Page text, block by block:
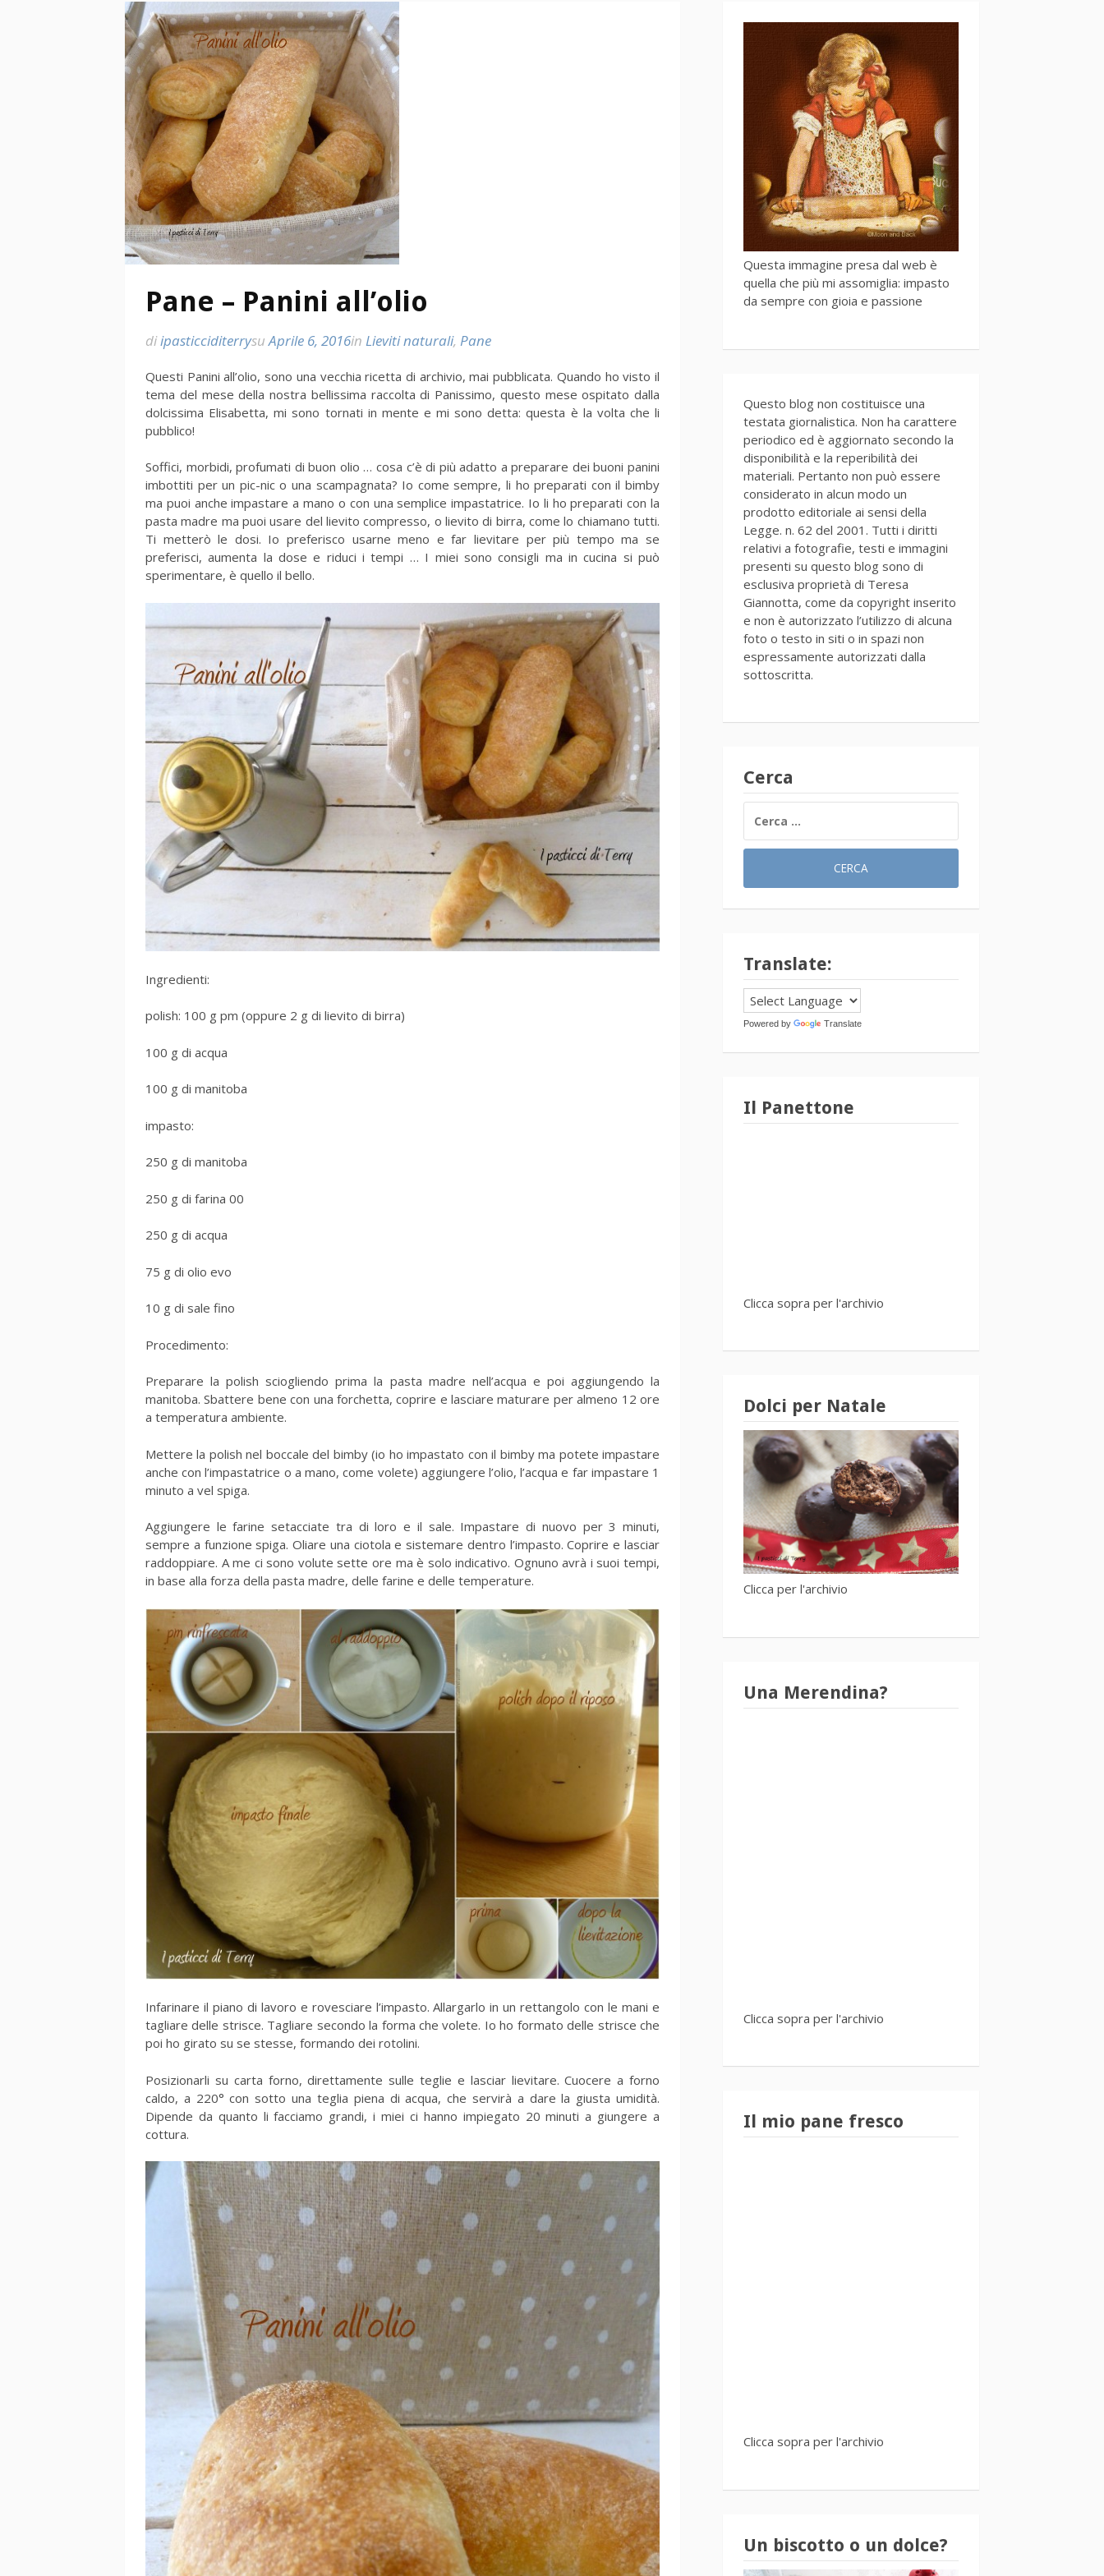
Pane – Panini all’olio
diipasticciditerrysuAprile 6, 2016in Lieviti naturali, Pane
Questi Panini all’olio, sono una vecchia ricetta di archivio, mai pubblicata. Quando ho visto il
tema del mese della nostra bellissima raccolta di Panissimo, questo mese ospitato dalla
dolcissima Elisabetta, mi sono tornati in mente e mi sono detta: questa è la volta che li
pubblico!
Soffici, morbidi, profumati di buon olio … cosa c’è di più adatto a preparare dei buoni panini
imbottiti per un pic-nic o una scampagnata? Io come sempre, li ho preparati con il bimby
ma puoi anche impastare a mano o con una semplice impastatrice. Io li ho preparati con la
pasta madre ma puoi usare del lievito compresso, o lievito di birra, come lo chiamano tutti.
Ti metterò le dosi. Io preferisco usarne meno e far lievitare per più tempo ma se
preferisci, aumenta la dose e riduci i tempi … I miei sono consigli ma in cucina si può
sperimentare, è quello il bello.
Ingredienti:
polish: 100 g pm (oppure 2 g di lievito di birra)
100 g di acqua
100 g di manitoba
impasto:
250 g di manitoba
250 g di farina 00
250 g di acqua
75 g di olio evo
10 g di sale fino
Procedimento:
Preparare la polish sciogliendo prima la pasta madre nell’acqua e poi aggiungendo la
manitoba. Sbattere bene con una forchetta, coprire e lasciare maturare per almeno 12 ore
a temperatura ambiente.
Mettere la polish nel boccale del bimby (io ho impastato con il bimby ma potete impastare
anche con l’impastatrice o a mano, come volete) aggiungere l’olio, l’acqua e far impastare 1
minuto a vel spiga.
Aggiungere le farine setacciate tra di loro e il sale. Impastare di nuovo per 3 minuti,
sempre a funzione spiga. Oliare una ciotola e sistemare dentro l’impasto. Coprire e lasciar
raddoppiare. A me ci sono volute sette ore ma è solo indicativo. Ognuno avrà i suoi tempi,
in base alla forza della pasta madre, delle farine e delle temperature.
Infarinare il piano di lavoro e rovesciare l’impasto. Allargarlo in un rettangolo con le mani e
tagliare delle strisce. Tagliare secondo la forma che volete. Io ho formato delle strisce che
poi ho girato su se stesse, formando dei rotolini.
Posizionarli su carta forno, direttamente sulle teglie e lasciar lievitare. Cuocere a forno
caldo, a 220° con sotto una teglia piena di acqua, che servirà a dare la giusta umidità.
Dipende da quanto li facciamo grandi, i miei ci hanno impiegato 20 minuti a giungere a
cottura.
Questa immagine presa dal web è
quella che più mi assomiglia: impasto
da sempre con gioia e passione
Questo blog non costituisce una
testata giornalistica. Non ha carattere
periodico ed è aggiornato secondo la
disponibilità e la reperibilità dei
materiali. Pertanto non può essere
considerato in alcun modo un
prodotto editoriale ai sensi della
Legge. n. 62 del 2001. Tutti i diritti
relativi a fotografie, testi e immagini
presenti su questo blog sono di
esclusiva proprietà di Teresa
Giannotta, come da copyright inserito
e non è autorizzato l’utilizzo di alcuna
foto o testo in siti o in spazi non
espressamente autorizzati dalla
sottoscritta.
Cerca
PER:
Translate:
Powered by Translate
Il Panettone
Clicca sopra per l'archivio
Dolci per Natale
Clicca per l'archivio
Una Merendina?
Clicca sopra per l'archivio
Il mio pane fresco
Clicca sopra per l'archivio
Un biscotto o un dolce?